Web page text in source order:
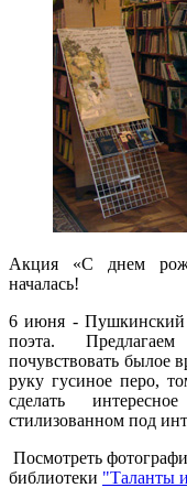
Акция «С днем
началась!
6 июня - Пушкинский
поэта.
почувствовать былое
руку гусиное перо,
сделать
стилизованном под
Посмотреть
библиотеки "Таланты